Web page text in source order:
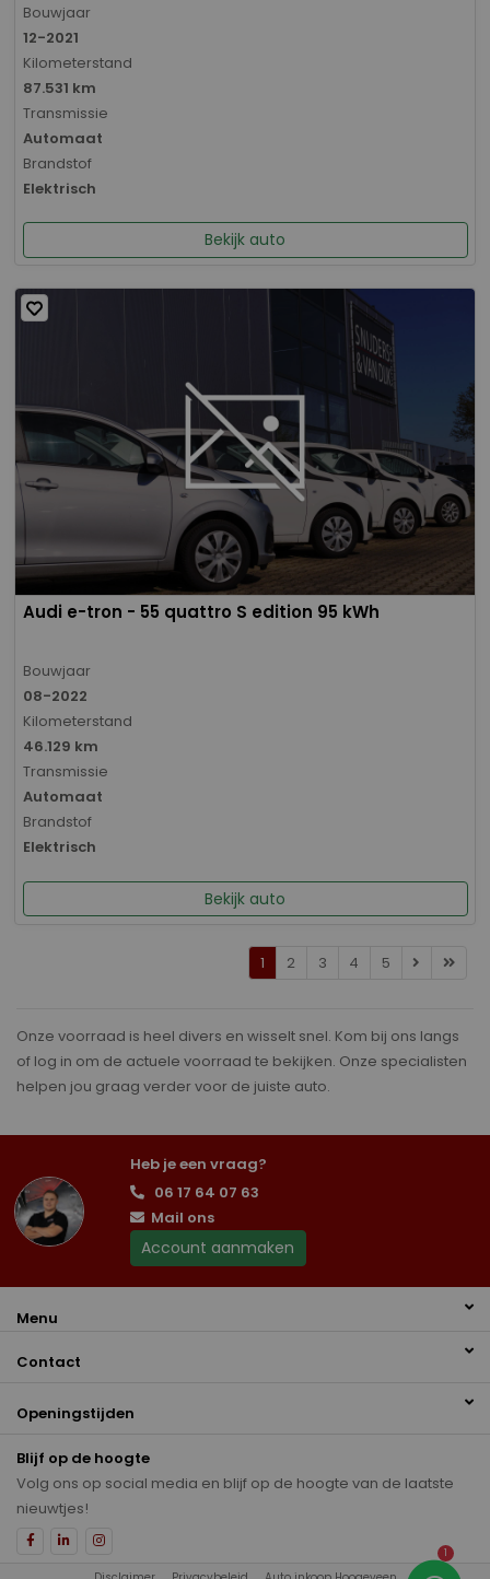
Bouwjaar
12-2021
Kilometerstand
87.531 km
Transmissie
Automaat
Brandstof
Elektrisch
Bekijk auto
Audi e-tron - 55 quattro S edition 95 kWh
Bouwjaar
08-2022
Kilometerstand
46.129 km
Transmissie
Automaat
Brandstof
Elektrisch
Bekijk auto
1 2 3 4 5
Onze voorraad is heel divers en wisselt snel. Kom bij ons langs
of log in om de actuele voorraad te bekijken. Onze specialisten
helpen jou graag verder voor de juiste auto.
Heb je een vraag?
06 17 64 07 63
Mail ons
Account aanmaken
Menu
Contact
Openingstijden
Blijf op de hoogte
Volg ons op social media en blijf op de hoogte van de laatste
nieuwtjes!
1